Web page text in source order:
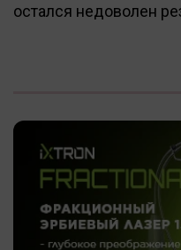
остался недоволен